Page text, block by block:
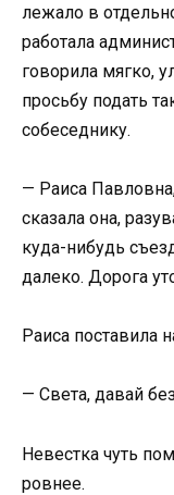
лежало в
работала
говорила мягко,
просьбу подать
собеседнику.
— Раиса
сказала она,
куда-нибудь
далеко. Дорога
Раиса поставила
— Света, давай
Невестка чуть
ровнее.